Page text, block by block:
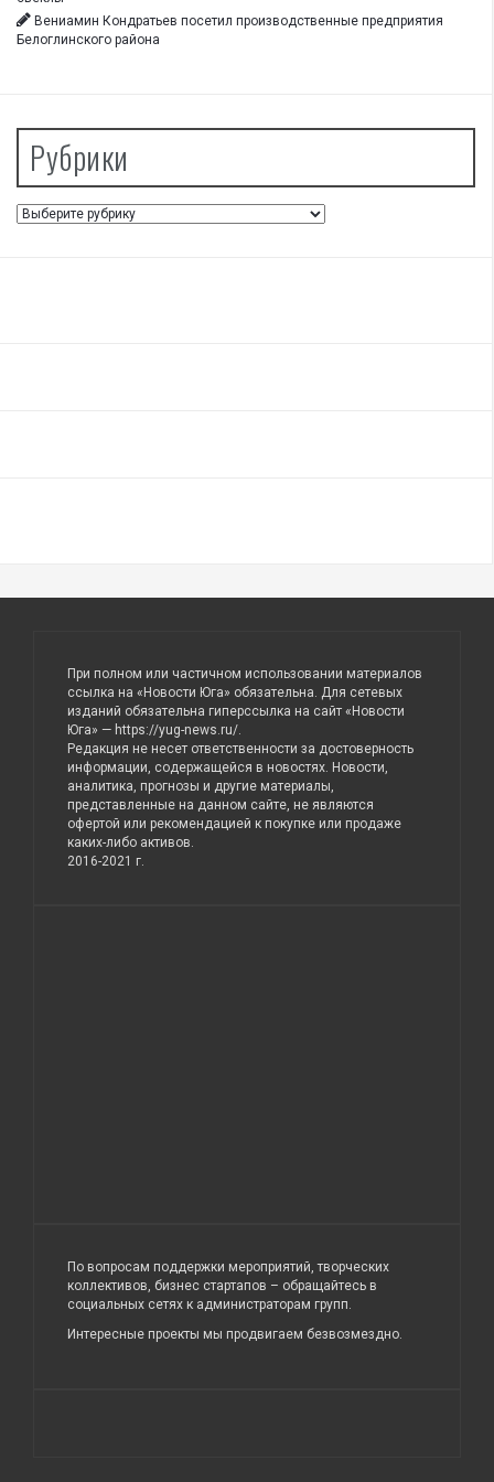
Вениамин Кондратьев посетил производственные предприятия
Белоглинского района
Рубрики
Рубрики
При полном или частичном использовании материалов
ссылка на «Новости Юга» обязательна. Для сетевых
изданий обязательна гиперссылка на сайт «Новости
Юга» — https://yug-news.ru/
Редакция не несет ответственности за достоверность
информации, содержащейся в новостях. Новости,
аналитика, прогнозы и другие материалы,
представленные на данном сайте, не являются
офертой или рекомендацией к покупке или продаже
каких-либо активов.
2016-2021 г.
По вопросам поддержки мероприятий, творческих
коллективов, бизнес стартапов – обращайтесь в
социальных сетях к администраторам групп.
Интересные проекты мы продвигаем безвозмездно.